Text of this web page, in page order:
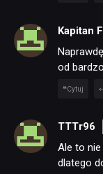
Kapitan
od
Cytuj
TTTr96
Ale to
dlatego